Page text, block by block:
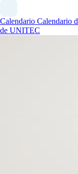
Calendario Calendario
de UNITEC